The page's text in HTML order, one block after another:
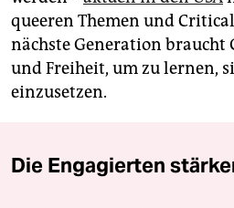
queeren Themen und Critical
nächste Generation braucht
und Freiheit, um zu lernen,
einzusetzen.
Die Engagierten